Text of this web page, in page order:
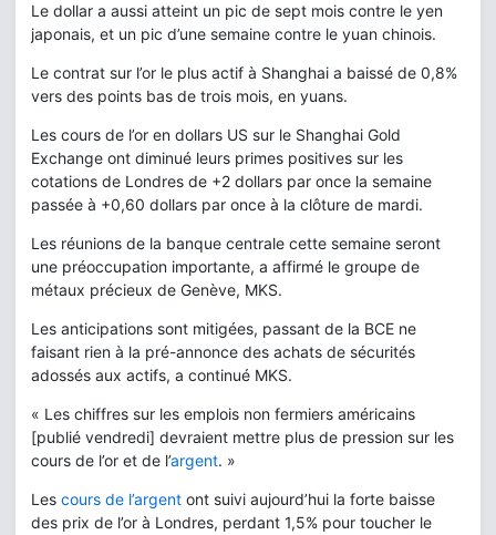
Le dollar a aussi atteint un pic de sept mois contre le yen
japonais, et un pic d’une semaine contre le yuan chinois.
Le contrat sur l’or le plus actif à Shanghai a baissé de 0,8%
vers des points bas de trois mois, en yuans.
Les cours de l’or en dollars US sur le Shanghai Gold
Exchange ont diminué leurs primes positives sur les
cotations de Londres de +2 dollars par once la semaine
passée à +0,60 dollars par once à la clôture de mardi.
Les réunions de la banque centrale cette semaine seront
une préoccupation importante, a affirmé le groupe de
métaux précieux de Genève, MKS.
Les anticipations sont mitigées, passant de la BCE ne
faisant rien à la pré-annonce des achats de sécurités
adossés aux actifs, a continué MKS.
« Les chiffres sur les emplois non fermiers américains
[publié vendredi] devraient mettre plus de pression sur les
cours de l’or et de l’argent. »
Les cours de l’argent ont suivi aujourd’hui la forte baisse
des prix de l’or à Londres, perdant 1,5% pour toucher le